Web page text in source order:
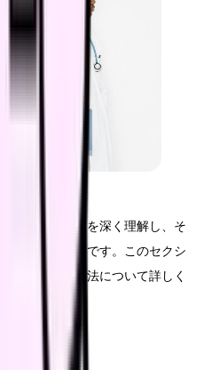
は、業界特性を深く理解し、そ
ることが重要です。このセクシ
アプローチ方法について詳しく